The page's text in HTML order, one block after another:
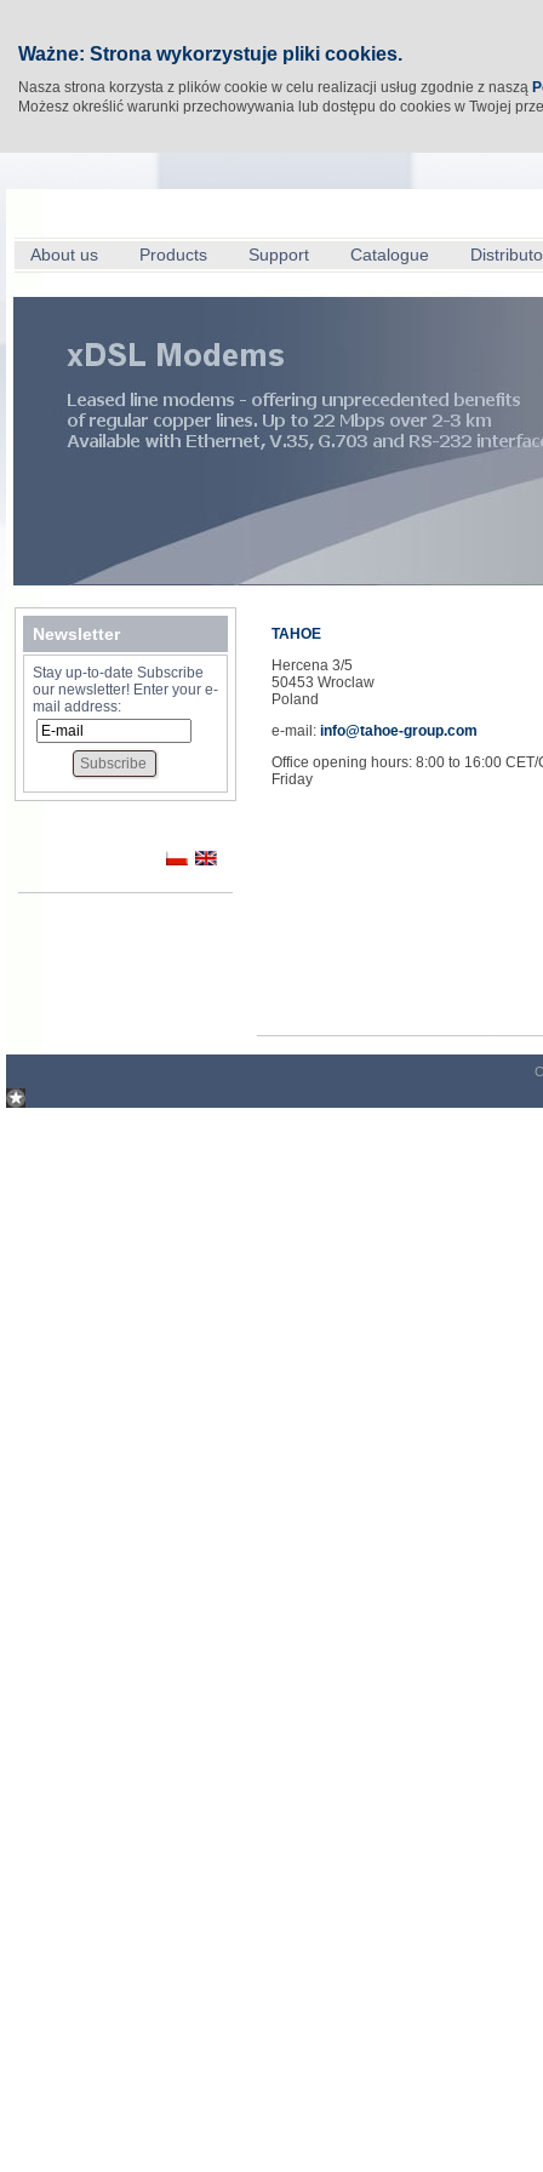
Ważne: Strona wykorzystuje pliki cookies.
Nasza strona korzysta z plików cookie w celu realizacji usług zgodnie z naszą
Możesz określić warunki przechowywania lub dostępu do cookies w Twojej
About us Products Support Catalogue
Newsletter
Stay up-to-date Subscribe
our newsletter! Enter your e-
mail address:
TAHOE
Hercena 3/5
50453 Wroclaw
Poland
e-mail: info@tahoe-group.com
Office opening hours: 8:00 to 16:00 CET/
Friday